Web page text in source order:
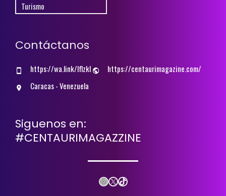
Turismo
Contáctanos
https://wa.link/lflzkl
https://centaurimagazine.com/
Caracas - Venezuela
Siguenos en:
#CENTAURIMAGAZZINE